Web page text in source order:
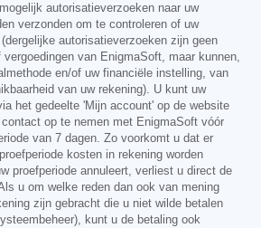
autorisatieverzoeken naar uw
verzonden om te controleren of uw
autorisatieverzoeken zijn geen
van EnigmaSoft, maar kunnen,
en/of uw financiële instelling, van
van uw rekening). U kunt uw
het gedeelte 'Mijn account' op de website
op te nemen met EnigmaSoft vóór
van 7 dagen. Zo voorkomt u dat er
kosten in rekening worden
proefperiode annuleert, verliest u direct de
u om welke reden dan ook van mening
zijn gebracht die u niet wilde betalen
kunt u de betaling ook